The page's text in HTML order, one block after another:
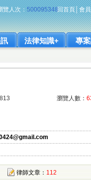
覽人次：500095348回首頁│會
法律知識+ 專
瀏覽人數：
律師文章： 112